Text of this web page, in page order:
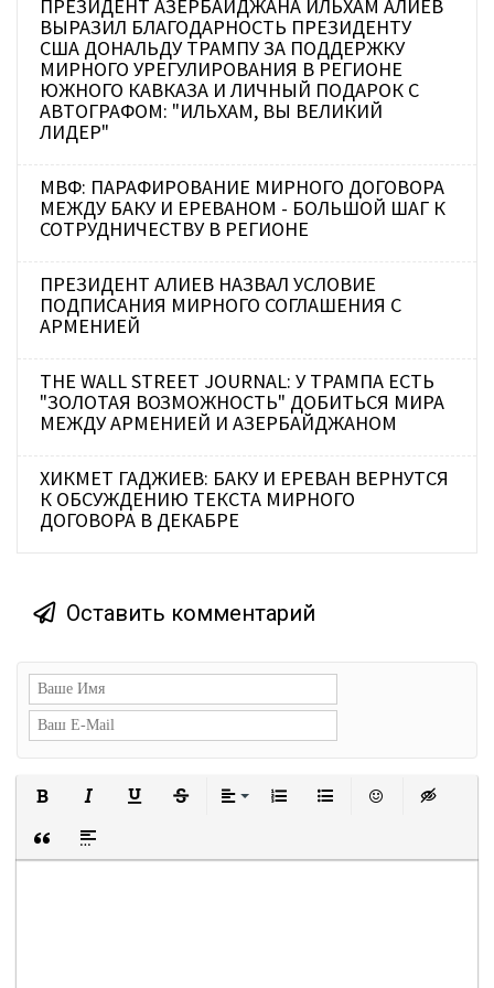
ПРЕЗИДЕНТ АЗЕРБАЙДЖАНА ИЛЬХАМ АЛИЕВ
ВЫРАЗИЛ БЛАГОДАРНОСТЬ ПРЕЗИДЕНТУ
США ДОНАЛЬДУ ТРАМПУ ЗА ПОДДЕРЖКУ
МИРНОГО УРЕГУЛИРОВАНИЯ В РЕГИОНЕ
ЮЖНОГО КАВКАЗА И ЛИЧНЫЙ ПОДАРОК С
АВТОГРАФОМ: "ИЛЬХАМ, ВЫ ВЕЛИКИЙ
ЛИДЕР"
МВФ: ПАРАФИРОВАНИЕ МИРНОГО ДОГОВОРА
МЕЖДУ БАКУ И ЕРЕВАНОМ - БОЛЬШОЙ ШАГ К
СОТРУДНИЧЕСТВУ В РЕГИОНЕ
ПРЕЗИДЕНТ АЛИЕВ НАЗВАЛ УСЛОВИЕ
ПОДПИСАНИЯ МИРНОГО СОГЛАШЕНИЯ С
АРМЕНИЕЙ
THE WALL STREET JOURNAL: У ТРАМПА ЕСТЬ
"ЗОЛОТАЯ ВОЗМОЖНОСТЬ" ДОБИТЬСЯ МИРА
МЕЖДУ АРМЕНИЕЙ И АЗЕРБАЙДЖАНОМ
ХИКМЕТ ГАДЖИЕВ: БАКУ И ЕРЕВАН ВЕРНУТСЯ
К ОБСУЖДЕНИЮ ТЕКСТА МИРНОГО
ДОГОВОРА В ДЕКАБРЕ
Оставить комментарий
Вставка цитаты
Вставка спойлера